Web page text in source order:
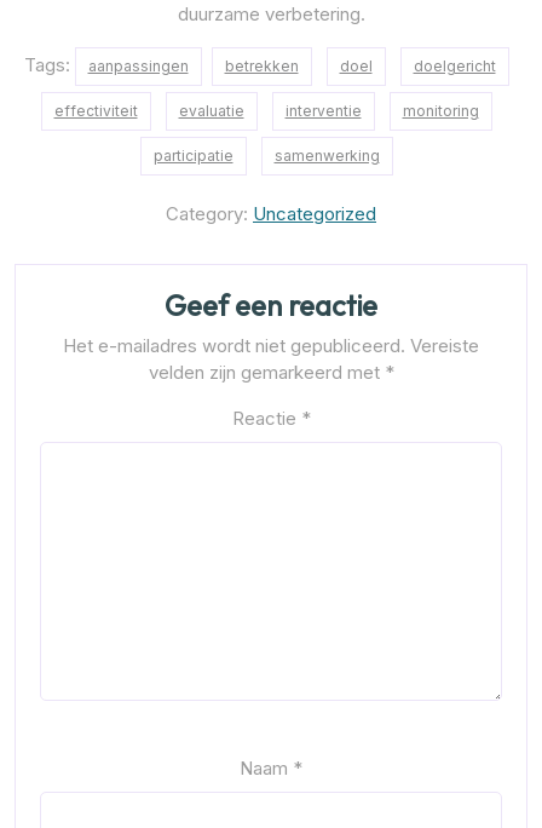
duurzame verbetering.
Tags: aanpassingen betrekken doel doelgericht
effectiviteit evaluatie interventie monitoring
participatie samenwerking
Category: Uncategorized
Geef een reactie
Het e-mailadres wordt niet gepubliceerd. Vereiste
velden zijn gemarkeerd met *
Reactie *
Naam *